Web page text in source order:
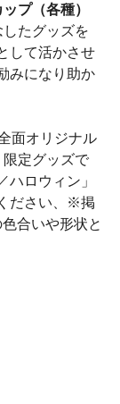
プ（各種）
したグッズを
して活かさせ
みになり助か
面オリジナル
定グッズで
ロウィン」
ださい、※掲
合いや形状と